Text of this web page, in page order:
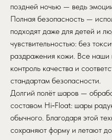
поздней ночью — ведь
Полная безопасность —
подходят даже для детей и
чувствительностью: без
раздражения кожи. Все наши
контроль качества и
стандартам безопасности.
Долгий полёт шаров —
составом Hi‑Float: шары
обычного. Благодаря этой
сохраняют форму и летают